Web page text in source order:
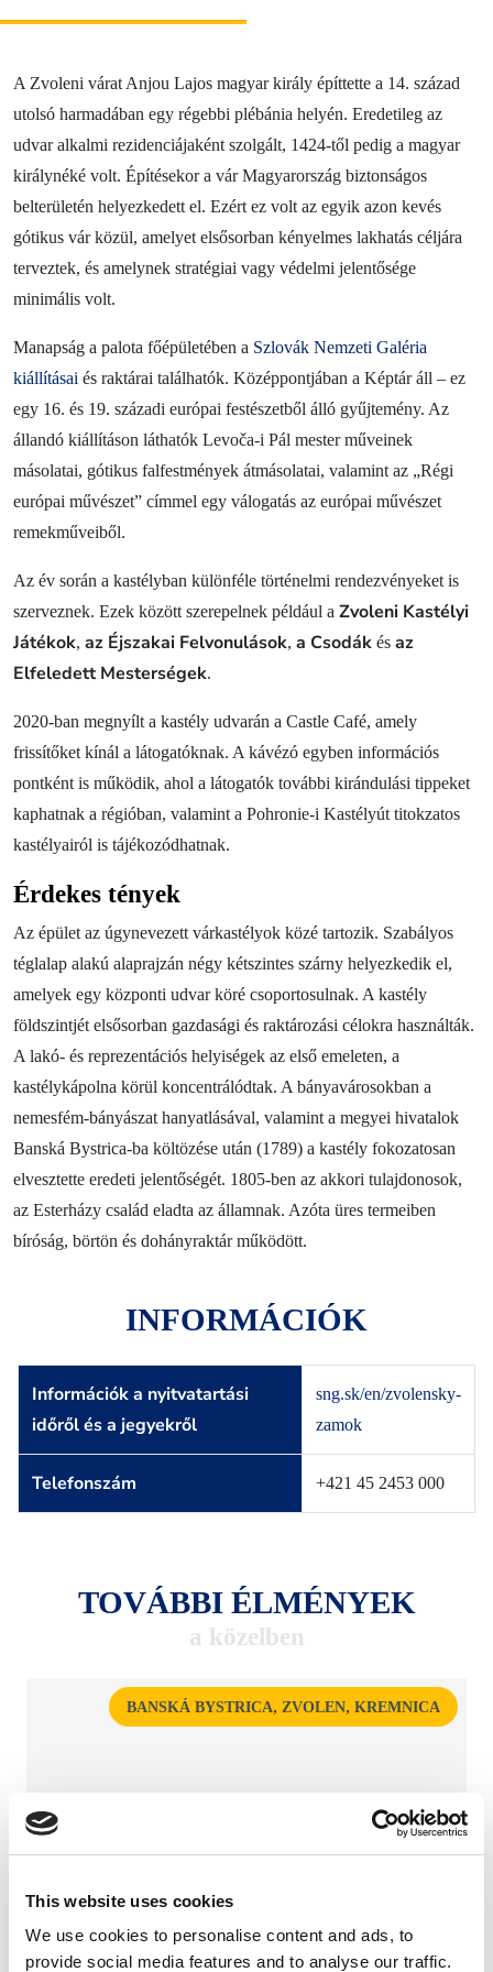
This website uses cookies
We use cookies to personalise content and ads, to
provide social media features and to analyse our traffic.
A Zvoleni várat Anjou Lajos magyar király építtette a 14. század
utolsó harmadában egy régebbi plébánia helyén. Eredetileg az
udvar alkalmi rezidenciájaként szolgált, 1424-től pedig a magyar
királynéké volt. Építésekor a vár Magyarország biztonságos
belterületén helyezkedett el. Ezért ez volt az egyik azon kevés
gótikus vár közül, amelyet elsősorban kényelmes lakhatás céljára
terveztek, és amelynek stratégiai vagy védelmi jelentősége
minimális volt.
Manapság a palota főépületében a Szlovák Nemzeti Galéria
kiállításai és raktárai találhatók. Középpontjában a Képtár áll – ez
egy 16. és 19. századi európai festészetből álló gyűjtemény. Az
állandó kiállításon láthatók Levoča-i Pál mester műveinek
másolatai, gótikus falfestmények átmásolatai, valamint az „Régi
európai művészet” címmel egy válogatás az európai művészet
remekműveiből.
Az év során a kastélyban különféle történelmi rendezvényeket is
szerveznek. Ezek között szerepelnek például a Zvoleni Kastélyi
Játékok, az Éjszakai Felvonulások, a Csodák és az
Elfeledett Mesterségek.
2020-ban megnyílt a kastély udvarán a Castle Café, amely
frissítőket kínál a látogatóknak. A kávézó egyben információs
pontként is működik, ahol a látogatók további kirándulási tippeket
kaphatnak a régióban, valamint a Pohronie-i Kastélyút titokzatos
kastélyairól is tájékozódhatnak.
Érdekes tények
Az épület az úgynevezett várkastélyok közé tartozik. Szabályos
téglalap alakú alaprajzán négy kétszintes szárny helyezkedik el,
amelyek egy központi udvar köré csoportosulnak. A kastély
földszintjét elsősorban gazdasági és raktározási célokra használták.
A lakó- és reprezentációs helyiségek az első emeleten, a
kastélykápolna körül koncentrálódtak. A bányavárosokban a
nemesfém-bányászat hanyatlásával, valamint a megyei hivatalok
Banská Bystrica-ba költözése után (1789) a kastély fokozatosan
elvesztette eredeti jelentőségét. 1805-ben az akkori tulajdonosok,
az Esterházy család eladta az államnak. Azóta üres termeiben
bíróság, börtön és dohányraktár működött.
INFORMÁCIÓK
Információk a nyitvatartási
időről és a jegyekről
sng.sk/en/zvolensky-
zamok
Telefonszám +421 45 2453 000
TOVÁBBI ÉLMÉNYEK
a közelben
BANSKÁ BYSTRICA, ZVOLEN, KREMNICA